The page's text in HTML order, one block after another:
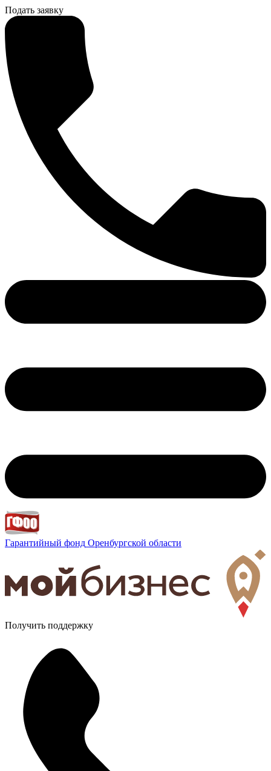
Подать заявку
Гарантийный фонд Оренбургской области
Получить поддержку